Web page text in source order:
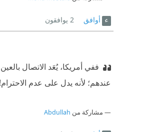
أوافق 2 يوافقون
ففي أمريكا، يُعَد الاتصال
عندهم؛ لأنه يدل على عدم الاحترام!
مشاركة من Abdullah